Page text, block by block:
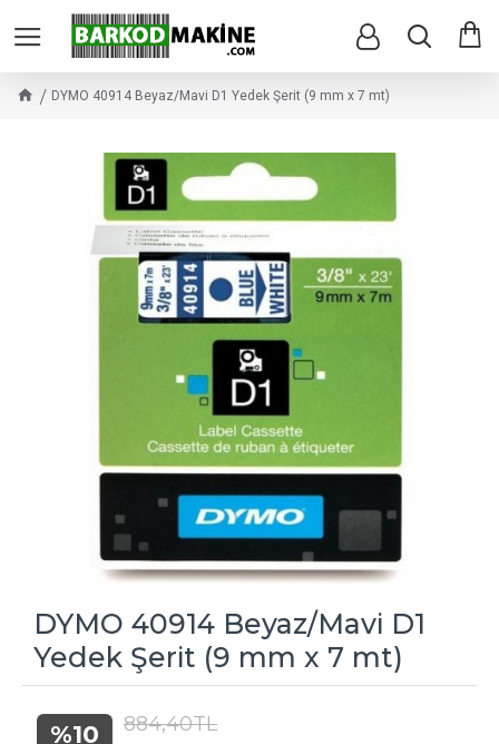
DYMO 40914 Beyaz/Mavi D1 Yedek Şerit (9 mm x 7 mt)
DYMO 40914 Beyaz/Mavi D1
Yedek Şerit (9 mm x 7 mt)
%10 884,40TL